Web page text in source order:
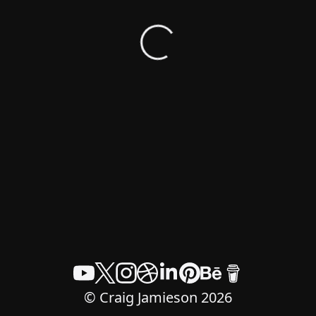
© Craig Jamieson 2026